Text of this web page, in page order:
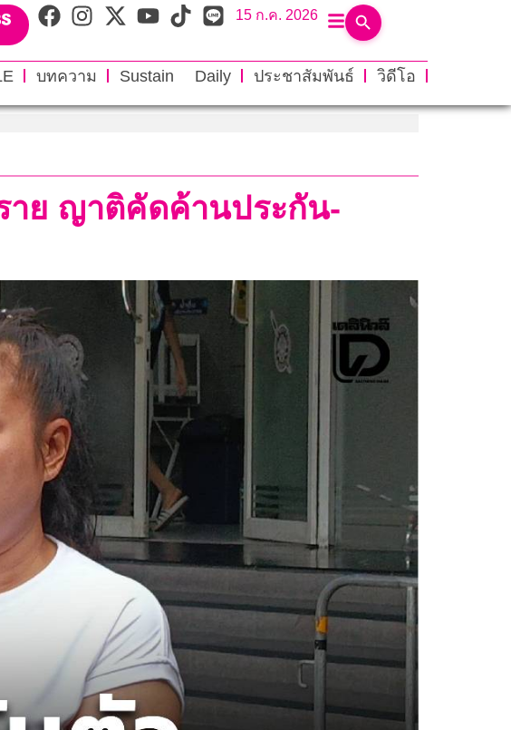
15 ก.ค. 2026
บทความ Sustain Daily ประชาสัมพันธ์
วิดีโอ
าย ญาติคัดค้านประกัน-